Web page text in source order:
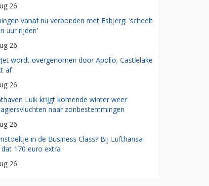
26
vanaf nu verbonden met Esbjerg: 'scheelt
uur rijden'
26
wordt overgenomen door Apollo, Castlelake
af
26
Luik krijgt komende winter weer
naar zonbestemmingen
26
in de Business Class? Bij Lufthansa
170 euro extra
26